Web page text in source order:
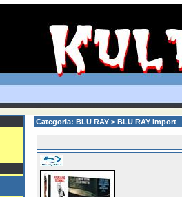
Categoria: BLU RAY > BLU RAY Import